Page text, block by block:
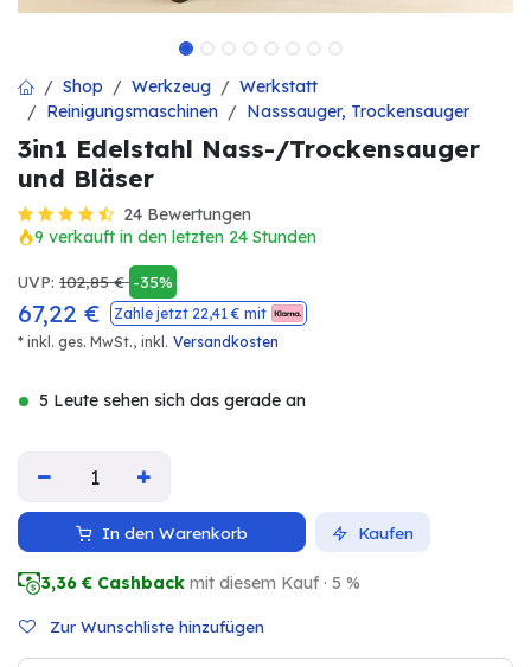
Shop Werkzeug
Werkstatt
Reinigungsmaschinen
Nasssauger, Trockensauger
3in1 Edelstahl Nass-/Trockensauger
und Bläser
24 Bewertungen
9 verkauft in den letzten 24 Stunden
UVP: 102,85€ -35%
67,22 € Zahle jetzt 22,41€ mit
* inkl. ges. MwSt., inkl. Versandkosten
5 Leute sehen sich das gerade an
In den Warenkorb Kaufen
3,36 € Cashback mit diesem Kauf · 5 %
Zur Wunschliste hinzufügen